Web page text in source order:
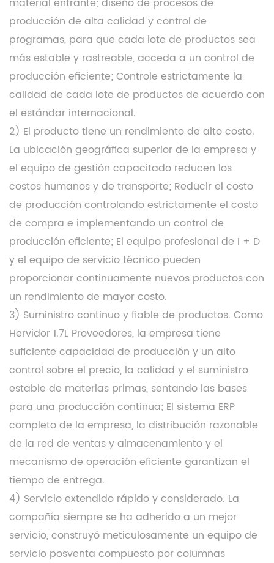
producción de alta calidad y control de
programas, para que cada lote de productos sea
más estable y rastreable, acceda a un control de
producción eficiente; Controle estrictamente la
calidad de cada lote de productos de acuerdo con
el estándar internacional.
2) El producto tiene un rendimiento de alto costo.
La ubicación geográfica superior de la empresa y
el equipo de gestión capacitado reducen los
costos humanos y de transporte; Reducir el costo
de producción controlando estrictamente el costo
de compra e implementando un control de
producción eficiente; El equipo profesional de I + D
y el equipo de servicio técnico pueden
proporcionar continuamente nuevos productos con
un rendimiento de mayor costo.
3) Suministro continuo y fiable de productos. Como
Hervidor 1.7L Proveedores, la empresa tiene
suficiente capacidad de producción y un alto
control sobre el precio, la calidad y el suministro
estable de materias primas, sentando las bases
para una producción continua; El sistema ERP
completo de la empresa, la distribución razonable
de la red de ventas y almacenamiento y el
mecanismo de operación eficiente garantizan el
tiempo de entrega.
4) Servicio extendido rápido y considerado. La
compañía siempre se ha adherido a un mejor
servicio, construyó meticulosamente un equipo de
servicio posventa compuesto por columnas